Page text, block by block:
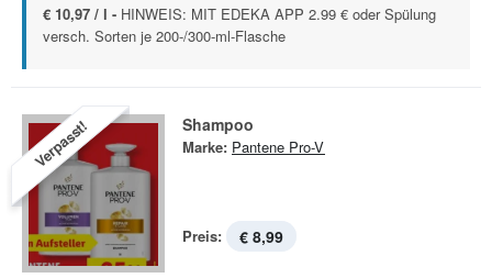
€ 10,97 / l - HINWEIS: MIT EDEKA APP 2.99 € oder Spülung
versch. Sorten je 200-/300-ml-Flasche
Verpasst! Shampoo
Marke: Pantene Pro-V
Preis: € 8,99